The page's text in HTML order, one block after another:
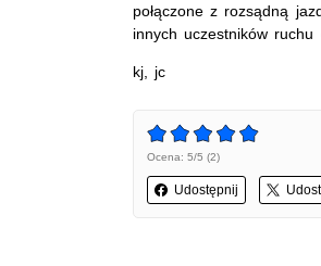
połączone z rozsądną
innych uczestników ruchu
kj, jc
Ocena: 5/5 (2)
Udostępnij